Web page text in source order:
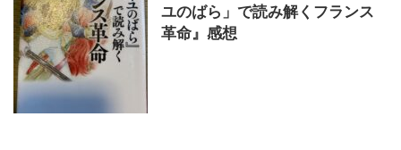
ユのばら」で読み解くフランス
革命』感想